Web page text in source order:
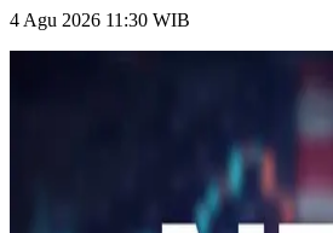
4 Agu 2026 11:30 WIB